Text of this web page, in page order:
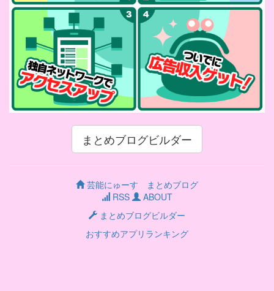
まとめブログビルダー
芸能にゅーす まとめブログ
RSS
ABOUT
まとめブログビルダー
おすすめアプリランキング